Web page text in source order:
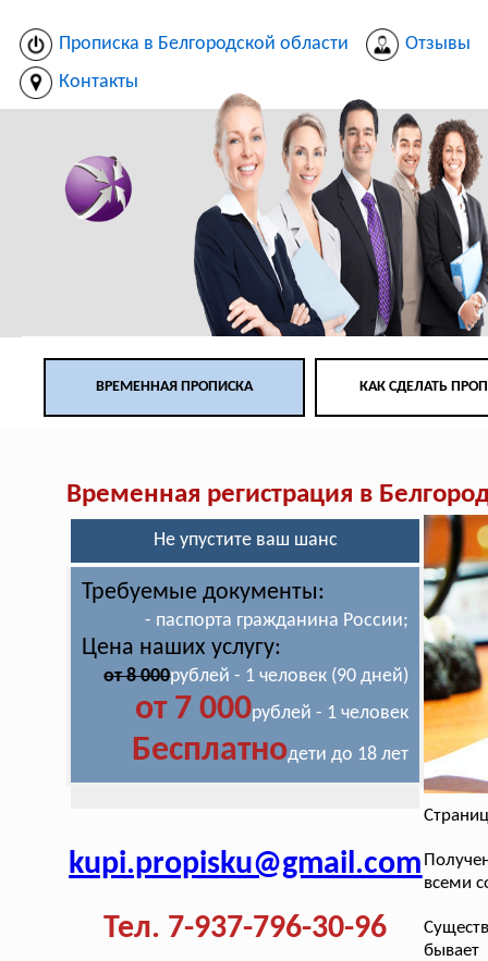
Прописка в Белгородской области
Отзывы
Контакты
ВРЕМЕННАЯ ПРОПИСКА КАК СДЕЛАТЬ
Временная регистрация в
Не упустите ваш шанс
Требуемые документы:
- паспорта гражданина России;
Цена наших услугу:
от 8 000рублей - 1 человек (90 дней)
от 7 000рублей - 1 человек
Бесплатнодети до 18 лет
kupi.propisku@gmail.com
Тел. 7-937-796-30-96
всеми